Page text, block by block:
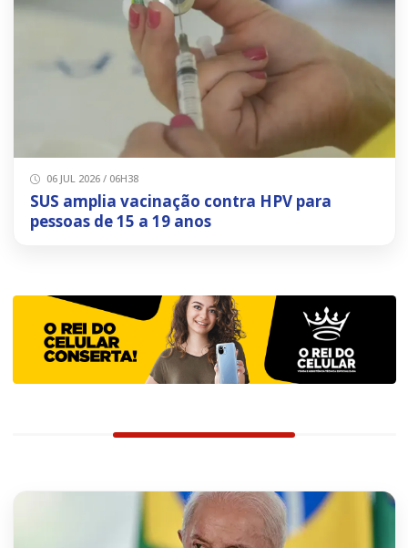
06 JUL 2026 / 06H38
SUS amplia vacinação contra HPV para
pessoas de 15 a 19 anos